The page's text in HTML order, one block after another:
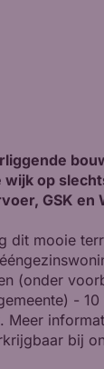
op
GSK en
dit mooie
(onder
-
Meer
bij